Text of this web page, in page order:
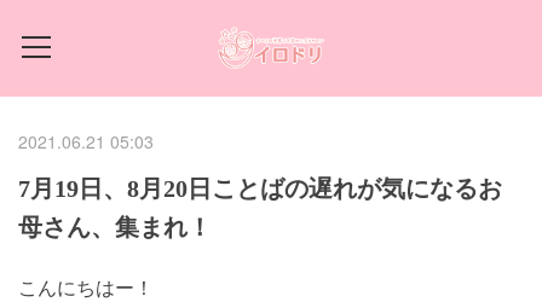
2021.06.21 05:03
7月19日、8月20日ことばの遅れが気になるお
母さん、集まれ！
こんにちはー！